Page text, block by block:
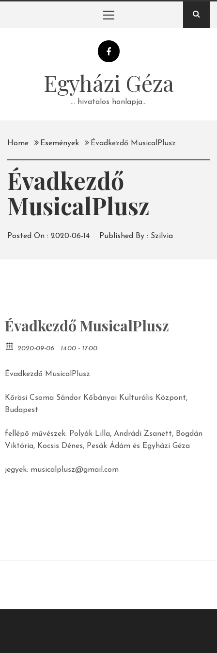
Egyházi Géza
… hivatalos honlapja…
Home Események Évadkezdő MusicalPlusz
Évadkezdő
MusicalPlusz
Posted On : 2020-06-14 Published By : Szilvia
Évadkezdő MusicalPlusz
2020-09-06 14:00 - 17:00
Évadkezdő MusicalPlusz
Kőrösi Csoma Sándor Kőbányai Kulturális Központ,
Budapest
fellépő művészek: Polyák Lilla, Andrádi Zsanett, Bogdán
Viktória, Kocsis Dénes, Pesák Ádám és Egyházi Géza
jegyek: musicalplusz@gmail.com